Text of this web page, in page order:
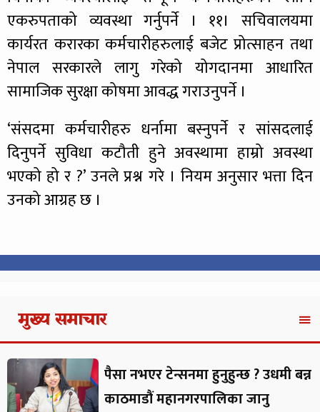
एकरुपताको व्यवस्था गर्नुपर्ने । ११। सचिवालयमा
कार्यरत करारका कर्मचारीहरुलाई बजेट प्रोत्साहन तथा
नेपाल सरकारले लागु गरेको योगदानमा आधारित
सामाजिक सुरक्षा कोषमा आवद्ध गराउनुपर्ने ।
‘संसदमा कर्मचारीहरु धर्नामा बस्नुपर्ने र सांसदलाई
दिनुपर्ने सुविधा कटौती हुने अवस्थामा हाम्रो अवस्था
भएको हो र ?’ उनले प्रश्न गरे । नियम अनुसार भत्ता दिन
उनको आग्रह छ ।
मुख्य समाचार
पैसा नभएर टेन्सनमा हुनुहुन्छ ? उधमी बन्न
काठमाडौं महानगरपालिका जानु